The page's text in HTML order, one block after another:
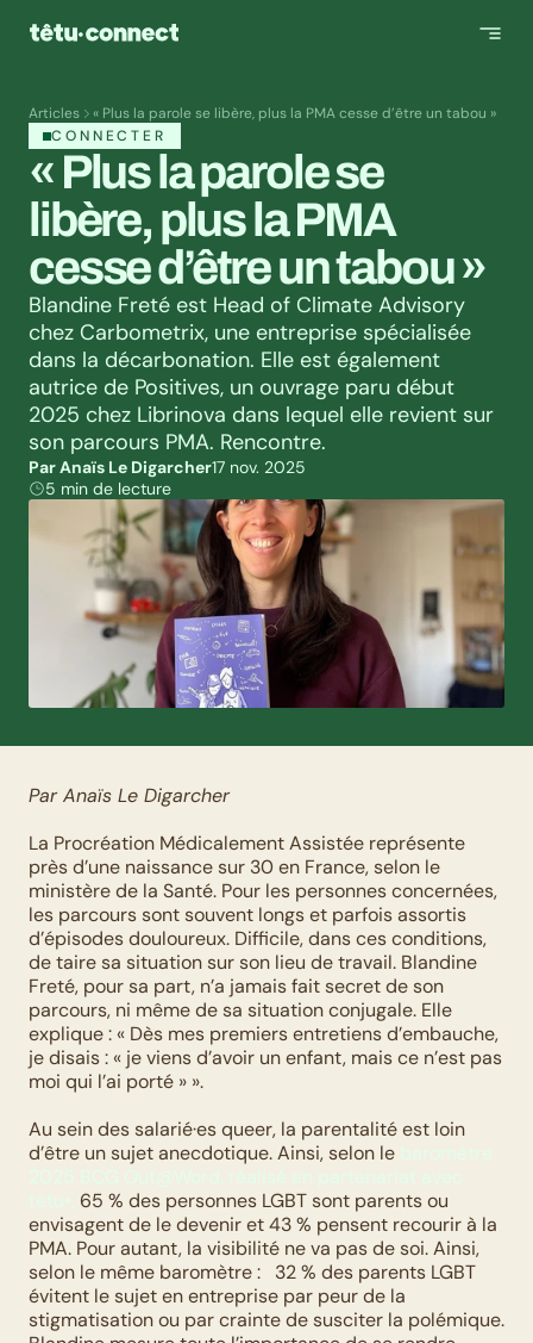
Articles
« Plus la parole se libère, plus la PMA cesse d’être un tabou »
CONNECTER
« Plus la parole se
libère, plus la PMA
cesse d’être un tabou »
Blandine Freté est Head of Climate Advisory
chez Carbometrix, une entreprise spécialisée
dans la décarbonation. Elle est également
autrice de Positives, un ouvrage paru début
2025 chez Librinova dans lequel elle revient sur
son parcours PMA. Rencontre.
Par Anaïs Le Digarcher17 nov. 2025
5 min de lecture
Par Anaïs Le Digarcher
La Procréation Médicalement Assistée représente
près d’une naissance sur 30 en France, selon le
ministère de la Santé. Pour les personnes concernées,
les parcours sont souvent longs et parfois assortis
d’épisodes douloureux. Difficile, dans ces conditions,
de taire sa situation sur son lieu de travail. Blandine
Freté, pour sa part, n’a jamais fait secret de son
parcours, ni même de sa situation conjugale. Elle
explique : « Dès mes premiers entretiens d’embauche,
je disais : « je viens d’avoir un enfant, mais ce n’est pas
moi qui l’ai porté » ».
Au sein des salarié·es queer, la parentalité est loin
d’être un sujet anecdotique. Ainsi, selon le
65 % des personnes LGBT sont parents ou
envisagent de le devenir et 43 % pensent recourir à la
PMA. Pour autant, la visibilité ne va pas de soi. Ainsi,
selon le même baromètre :   32 % des parents LGBT
évitent le sujet en entreprise par peur de la
stigmatisation ou par crainte de susciter la polémique.